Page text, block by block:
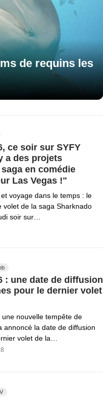
de requins les
ce soir sur SYFY
a des projets
saga en comédie
Las Vegas !"
voyage dans le temps : le
volet de la saga Sharknado
soir sur…
: une date de diffusion
pour le dernier volet
nouvelle tempête de
annoncé la date de diffusion
volet de la…